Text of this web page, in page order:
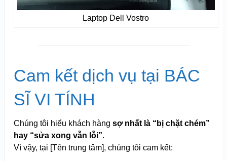
Laptop Dell Vostro
Cam kết dịch vụ tại BÁC
SĨ VI TÍNH
Chúng tôi hiểu khách hàng sợ nhất là “bị chặt chém”
hay “sửa xong vẫn lỗi”.
Vì vậy, tại [Tên trung tâm], chúng tôi cam kết: